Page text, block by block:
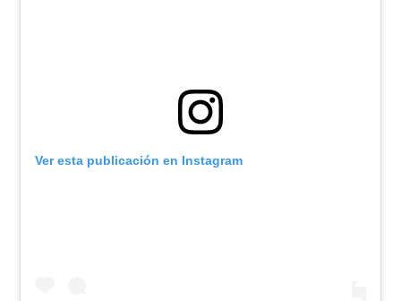
Ver esta publicación en Instagram